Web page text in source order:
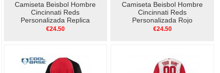
Camiseta Beisbol Hombre
Cincinnati Reds
Personalizada Replica
Primera Blanco
€24.50
Camiseta Beisbol Hombre
Cincinnati Reds
Personalizada Rojo
€24.50